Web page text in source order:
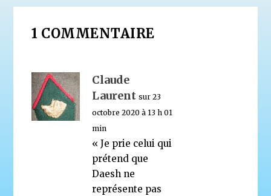
1 COMMENTAIRE
Claude
Laurent sur 23
octobre 2020 à 13 h 01
min
« Je prie celui qui
prétend que
Daesh ne
représente pas